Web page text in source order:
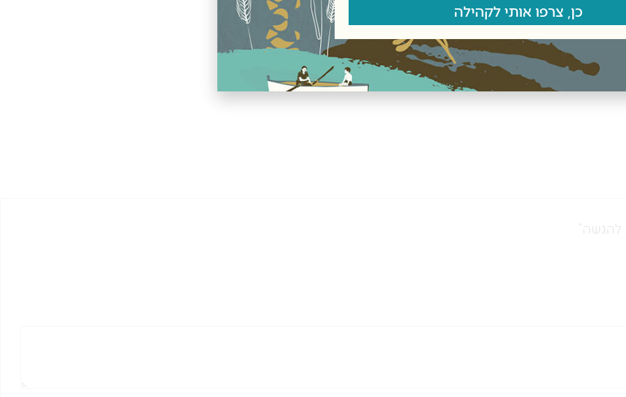
תנובת כנרת בקיבוץ כנרת,
להגשה”
כן, צרפו אותי לקהילה